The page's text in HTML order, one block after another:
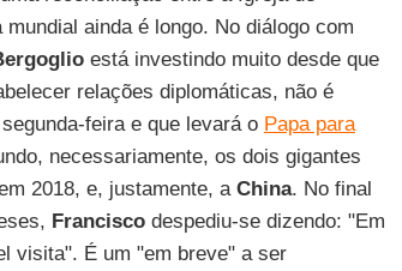
ainda é longo. No diálogo com
está investindo muito desde que
relações diplomáticas, não é
feira e que levará o Papa para
necessariamente, os dois gigantes
2018, e, justamente, a China. No final
Franciscodespediu-se dizendo: "Em
visita". É um "em breve" a ser